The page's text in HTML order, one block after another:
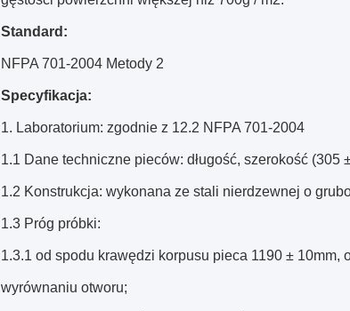
Standard:
NFPA 701-2004 Metody 2
Specyfikacja:
1. Laboratorium: zgodnie z 12.2 NFPA 701-2004
1.1 Dane techniczne pieców: długość, szerokość (305
1.2 Konstrukcja: wykonana ze stali nierdzewnej o
1.3 Próg próbki:
1.3.1 od spodu krawędzi korpusu pieca 1190 ±
wyrównaniu otworu;